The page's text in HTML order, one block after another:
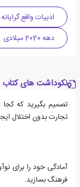
ادبیات واقع گرایانه
دهه 2020 میلادی
نکوداشت های
تصمیم بگیرید که
تجارت بدون اختلال
آمادگی خود را برای
فرهنگ بسازید.